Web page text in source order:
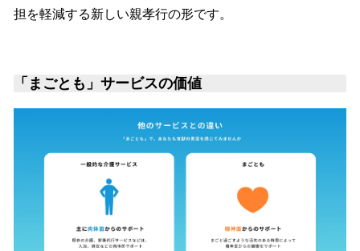
担を軽減する新しい親孝行の形です。
「まごとも」サービスの価値